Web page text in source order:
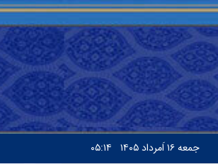
جمعه۱۶ اَمرداد ۱۴۰۵ ۰۵:۱۴